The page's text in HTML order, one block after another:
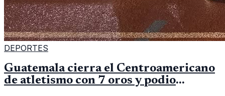
DEPORTES
Guatemala cierra el Centroamericano
de atletismo con 7 oros y podio